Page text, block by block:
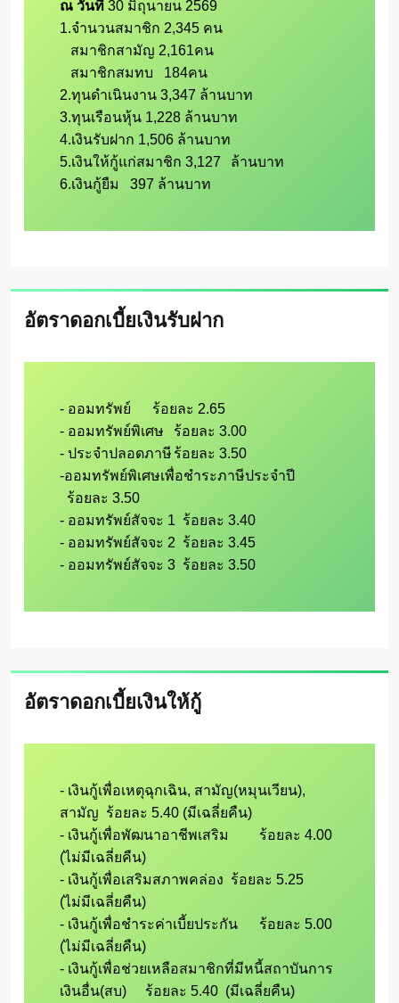
ณ วันที่ 30 มิถุนายน 2569
1.จำนวนสมาชิก 2,345 คน
2.ทุนดำเนินงาน 3,347 ล้านบาท
3.ทุนเรือนหุ้น 1,228 ล้านบาท
4.เงินรับฝาก 1,506 ล้านบาท
5.เงินให้กู้แก่สมาชิก 3,127	ล้านบาท
6.เงินกู้ยืม   397 ล้านบาท
อัตราดอกเบี้ยเงินรับฝาก
- ออมทรัพย์      ร้อยละ 2.65
- ออมทรัพย์พิเศษ	ร้อยละ 3.00
- ประจำปลอดภาษี	ร้อยละ 3.50
-ออมทรัพย์พิเศษเพื่อชำระภาษีประจำปี
- ออมทรัพย์สัจจะ 1  ร้อยละ 3.40
- ออมทรัพย์สัจจะ 2  ร้อยละ 3.45
อัตราดอกเบี้ยเงินให้กู้
- เงินกู้เพื่อเหตุฉุกเฉิน, สามัญ(หมุนเวียน),
สามัญ  ร้อยละ 5.40 (มีเฉลี่ยคืน)
- เงินกู้เพื่อพัฒนาอาชีพเสริม 	ร้อยละ 4.00
(ไม่มีเฉลี่ยคืน)
- เงินกู้เพื่อเสริมสภาพคล่อง	ร้อยละ 5.25
(ไม่มีเฉลี่ยคืน)
- เงินกู้เพื่อชำระค่าเบี้ยประกัน	ร้อยละ 5.00
(ไม่มีเฉลี่ยคืน)
- เงินกู้เพื่อช่วยเหลือสมาชิกที่มีหนี้สถาบันการ
เงินอื่น(สบ)	ร้อยละ 5.40  (มีเฉลี่ยคืน)